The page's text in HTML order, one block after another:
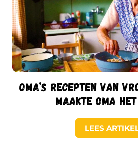
Oma’s recepten van
maakte oma
LEES